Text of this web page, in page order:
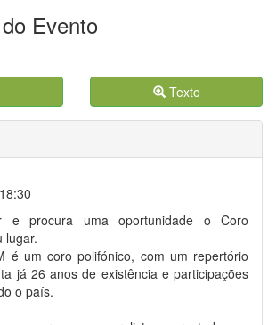
Evento
Texto
e procura uma oportunidade o Coro
lugar.
é um coro polifónico, com um repertório
já 26 anos de existência e participações
o país.